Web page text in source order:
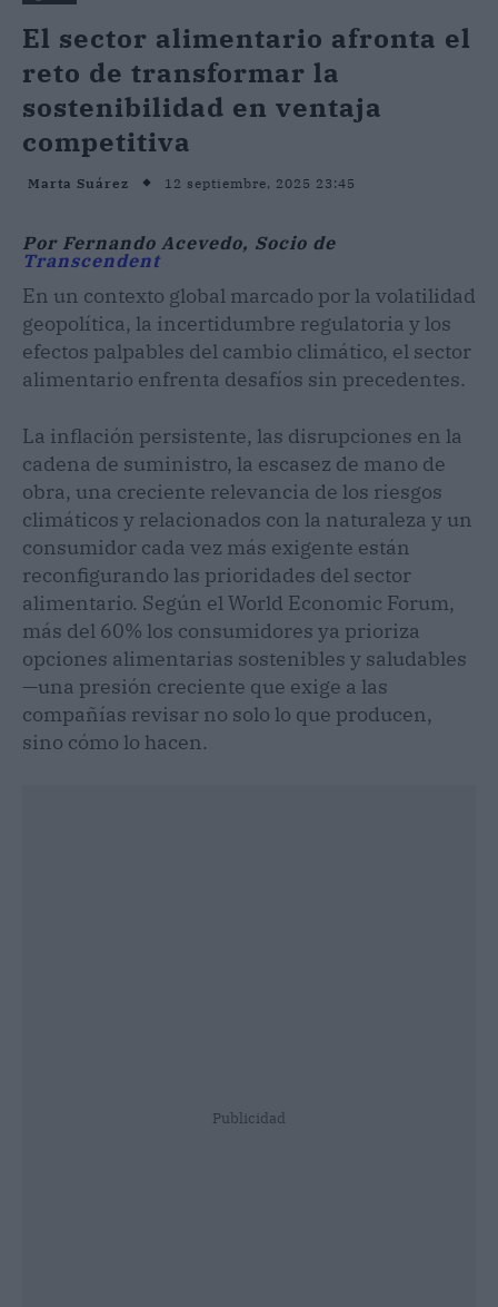
El sector alimentario afronta el
reto de transformar la
sostenibilidad en ventaja
competitiva
Marta Suárez 12 septiembre, 2025 23:45
Por Fernando Acevedo, Socio de
Transcendent
En un contexto global marcado por la volatilidad
geopolítica, la incertidumbre regulatoria y los
efectos palpables del cambio climático, el sector
alimentario enfrenta desafíos sin precedentes.
La inflación persistente, las disrupciones en la
cadena de suministro, la escasez de mano de
obra, una creciente relevancia de los riesgos
climáticos y relacionados con la naturaleza y un
consumidor cada vez más exigente están
reconfigurando las prioridades del sector
alimentario. Según el World Economic Forum,
más del 60% los consumidores ya prioriza
opciones alimentarias sostenibles y saludables
—una presión creciente que exige a las
compañías revisar no solo lo que producen,
sino cómo lo hacen.
Publicidad